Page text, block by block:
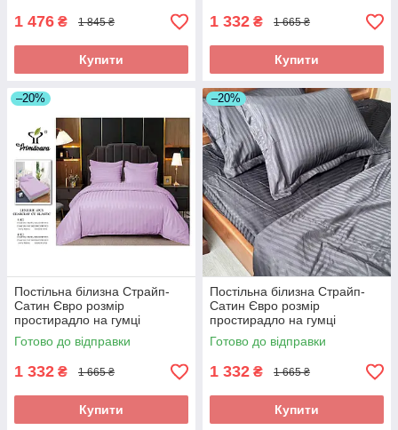
1 476 ₴ 1 845 ₴
Купити
1 332 ₴ 1 665 ₴
Купити
–20%
Постільна білизна Страйп-
Сатин Євро розмір
простирадло на гумці
180*200+25см Висока якість
Готово до відправки
1 332 ₴ 1 665 ₴
Купити
–20%
Постільна білизна Страйп-
Сатин Євро розмір
простирадло на гумці
180*200+25см Висока якість
Готово до відправки
1 332 ₴ 1 665 ₴
Купити